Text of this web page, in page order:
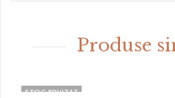
Produse
STOC EPUIZAT